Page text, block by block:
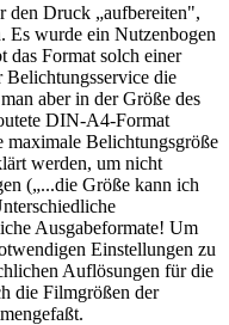
den Druck „aufbereiten",
Es wurde ein Nutzenbogen
das Format solch einer
die
aber in der Größe des
DIN-A4-Format
maximale Belichtungsgröße
werden, um nicht
(„...die Größe kann ich
Ausgabeformate! Um
Einstellungen zu
Auflösungen für die
die Filmgrößen der